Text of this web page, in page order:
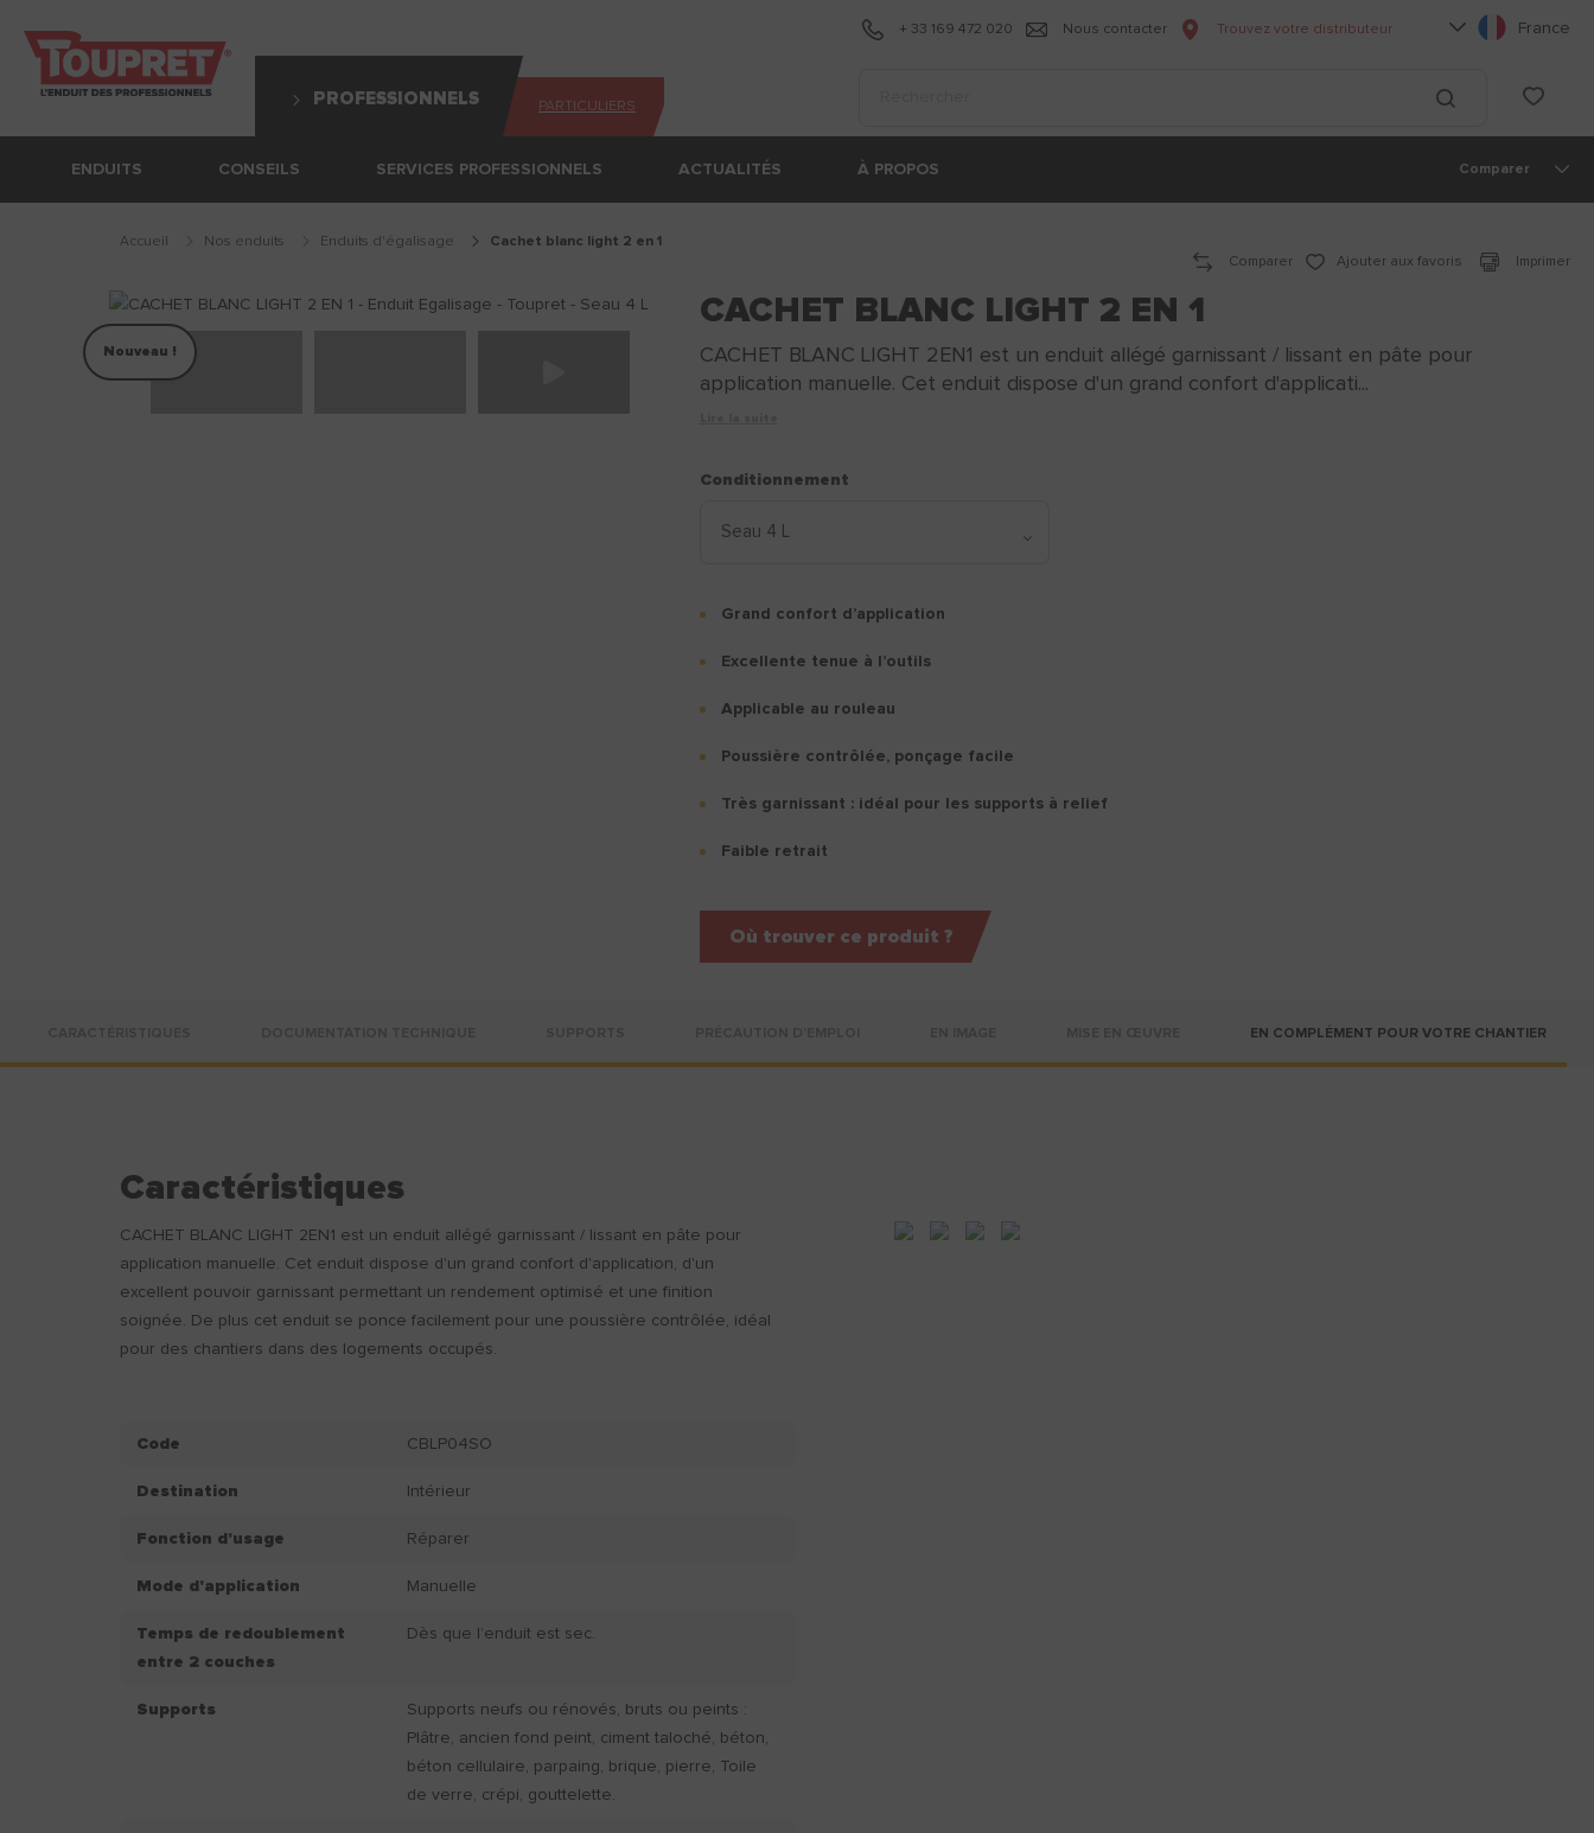
PROFESSIONNELS PARTICULIERS
+ 33 169 472 020 Nous contacter Trouvez votre distributeur Choisissez votre
France
Lancer la
ENDUITS CONSEILS SERVICES PROFESSIONNELS ACTUALITÉS À PROPOS Comparer
Accueil Nos enduits enduits d'égalisage
cachet blanc light 2 en 1
Comparer
Ajouter aux favoris Imprimer
Nouveau !
CACHET BLANC LIGHT 2 EN 1
CACHET BLANC LIGHT 2EN1 est un enduit allégé garnissant / lissant en pâte pour
application manuelle. Cet enduit dispose d'un grand confort d'applicati...
Conditionnement
Grand confort d’application
Excellente tenue à l’outils
Applicable au rouleau
Poussière contrôlée, ponçage facile
Très garnissant : idéal pour les supports à relief
Faible retrait
Où trouver ce produit ?
EN COMPLÉMENT POUR VOTRE CHANTIER
Caractéristiques
CACHET BLANC LIGHT 2EN1 est un enduit allégé garnissant / lissant en pâte pour
application manuelle. Cet enduit dispose d'un grand confort d'application, d'un
excellent pouvoir garnissant permettant un rendement optimisé et une finition
soignée. De plus cet enduit se ponce facilement pour une poussière contrôlée, idéal
pour des chantiers dans des logements occupés.
Code CBLP04SO
Destination Intérieur
Fonction d'usage Réparer
Mode d'application Manuelle
Temps de redoublement
entre 2 couches
Dès que l’enduit est sec.
Supports
Supports neufs ou rénovés, bruts ou peints :
Plâtre, ancien fond peint, ciment taloché, béton,
béton cellulaire, parpaing, brique, pierre, Toile
de verre, crépi, gouttelette.